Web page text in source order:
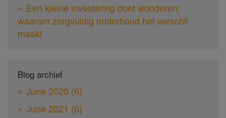
Een kleine investering doet wonderen:
waarom zorgvuldig onderhoud het verschil
maakt
Blog archief
June 2020 (6)
June 2021 (6)